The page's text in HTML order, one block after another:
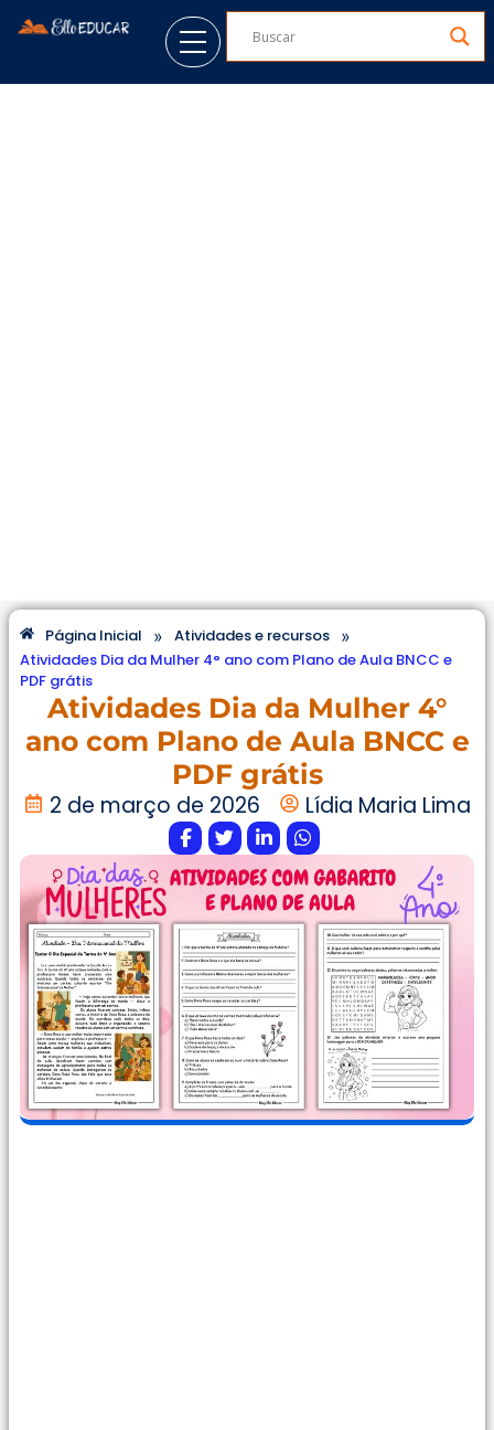
Página Inicial » Atividades e recursos »
Atividades Dia da Mulher 4° ano com Plano de Aula BNCC e
PDF grátis
Atividades Dia da Mulher 4°
ano com Plano de Aula BNCC e
PDF grátis
2 de março de 2026 Lídia Maria Lima